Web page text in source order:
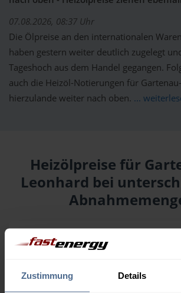
Zustimmung Details
07.08.2026, 08:37 Uhr
Die Ölpreise an den internationalen
haben gestern weiter deutlich zugelegt
Tageshoch aus dem Handel gegangen.
auch die Heizöl-Notierungen für
hierzulande weiter nach oben. ...
Heizölpreise für
Leonhard bei
1.000 Liter